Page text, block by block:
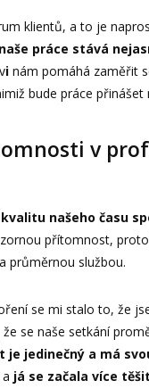
klientů, a to je
práce stává
i nám pomáhá zaměřit
bude práce
v
našeho času
přítomnost,
průměrnou službou.
se mi stalo to, že
se naše setkání
je jedinečný a má
já se začala více